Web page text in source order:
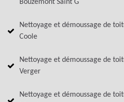
Bouzemont Saint G
Nettoyage et démoussage de
Coole
Nettoyage et démoussage de
Verger
Nettoyage et démoussage de